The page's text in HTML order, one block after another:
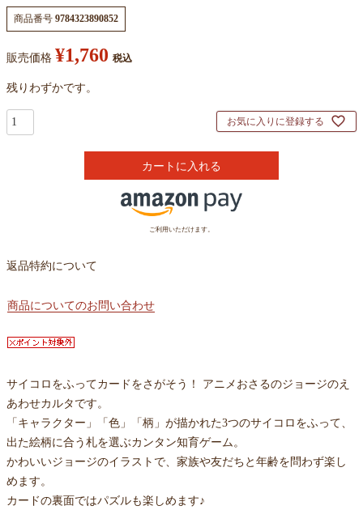
商品番号 9784323890852
販売価格 ¥1,760 税込
残りわずかです。
お気に入りに登録する
カートに入れる
ご利用いただけます。
返品特約について
商品についてのお問い合わせ
サイコロをふってカードをさがそう！ アニメおさるのジョージのえ
あわせカルタです。
「キャラクター」「色」「柄」が描かれた3つのサイコロをふって、
出た絵柄に合う札を選ぶカンタン知育ゲーム。
かわいいジョージのイラストで、家族や友だちと年齢を問わず楽し
めます。
カードの裏面ではパズルも楽しめます♪